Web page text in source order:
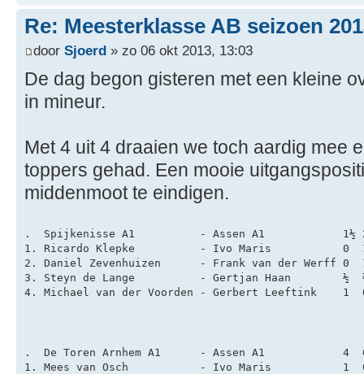
Re: Meesterklasse AB seizoen
door Sjoerd » zo 06 okt 2013, 13:03
De dag begon gisteren met een kleine
in mineur.
Met 4 uit 4 draaien we toch aardig mee
toppers gehad. Een mooie
middenmoot te eindigen.
.  Spijkenisse A1          - Assen A1            1½
1. Ricardo Klepke          - Ivo Maris           0
2. Daniel Zevenhuizen      - Frank van der Werff 0
3. Steyn de Lange          - Gertjan Haan        ½
4. Michael van der Voorden - Gerbert Leeftink    1
.  De Toren Arnhem A1      - Assen A1            4
1. Mees van Osch           - Ivo Maris           1